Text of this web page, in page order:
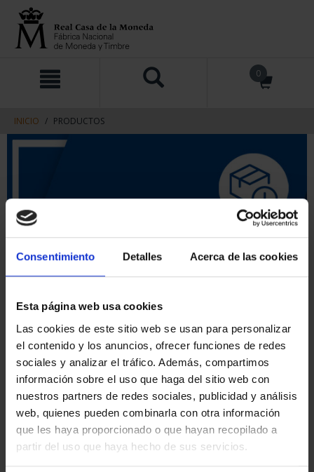
Consentimiento Detalles Acerca de las cookies
Esta página web usa cookies
Las cookies de este sitio web se usan para personalizar
el contenido y los anuncios, ofrecer funciones de redes
sociales y analizar el tráfico. Además, compartimos
información sobre el uso que haga del sitio web con
nuestros partners de redes sociales, publicidad y análisis
web, quienes pueden combinarla con otra información
que les haya proporcionado o que hayan recopilado a
partir del uso que haya hecho de sus servicios.
contenido
navegacin
0
INICIO PRODUCTOS
ORDENAR POR:
REFINAR